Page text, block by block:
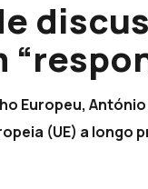
Europeu,
(UE) a